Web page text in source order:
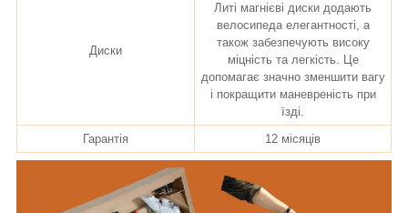
Диски
Литі магнієві диски додають
велосипеда елегантності, а
також забезпечують високу
міцність та легкість. Це
допомагає значно зменшити вагу
і покращити маневреність при
їзді.
Гарантія
12 місяців